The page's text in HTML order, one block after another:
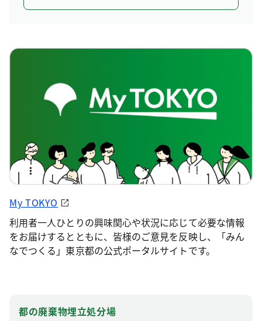
My TOKYO
利用者一人ひとりの興味関心や状況に応じて必要な情報
をお届けするとともに、皆様のご意見を反映し、「みん
なでつくる」東京都の公式ポータルサイトです。
都の廃棄物埋立処分場